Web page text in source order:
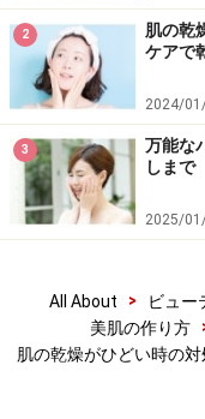
化粧水はただ“つけ
ケアを。両手で顔を
ドプレスも効果的
づけを。
肌を手でパンパンと
ングは、乾燥肌の人
ようにしましょう。
2
肌の乾
ケアで
2024/
3
万能な
しまで
2025/
All About > ビュー
美肌の作り方
肌の乾燥がひどい時の